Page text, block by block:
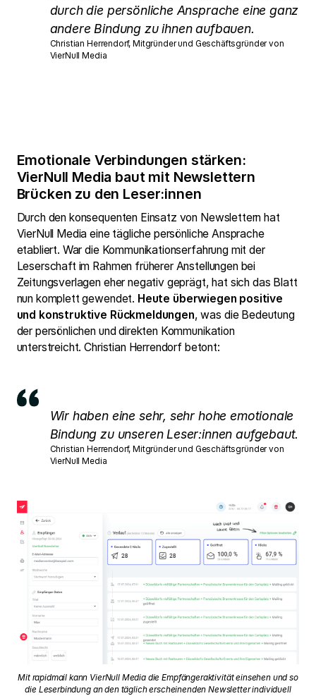
durch die persönliche Ansprache eine ganz
andere Bindung zu ihnen aufbauen.
Christian Herrendorf, Mitgründer und Geschäftsgründer von
VierNull Media
Emotionale Verbindungen stärken:
VierNull Media baut mit Newslettern
Brücken zu den Leser:innen
Durch den konsequenten Einsatz von Newslettern hat
VierNull Media eine tägliche persönliche Ansprache
etabliert. War die Kommunikationserfahrung mit der
Leserschaft im Rahmen früherer Anstellungen bei
Zeitungsverlagen eher negativ geprägt, hat sich das Blatt
nun komplett gewendet. Heute überwiegen positive
und konstruktive Rückmeldungen, was die Bedeutung
der persönlichen und direkten Kommunikation
unterstreicht. Christian Herrendorf betont:
Wir haben eine sehr, sehr hohe emotionale
Bindung zu unseren Leser:innen aufgebaut.
Christian Herrendorf, Mitgründer und Geschäftsgründer von
VierNull Media
Mit rapidmail kann VierNull Media die Empfängeraktivität einsehen und so
die Leserbindung an den täglich erscheinenden Newsletter individuell